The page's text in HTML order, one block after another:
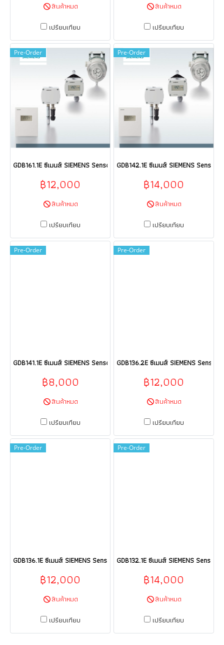
สินค้าหมด
เปรียบเทียบ
สินค้าหมด
เปรียบเทียบ
Pre-Order
GDB161.1E ซีเมนส์ SIEMENS Sensor HVAC products HVAC building
฿12,000
สินค้าหมด
เปรียบเทียบ
Pre-Order
GDB142.1E ซีเมนส์ SIEMENS
฿14,000
สินค้าหมด
เปรียบเทียบ
Pre-Order
GDB141.1E ซีเมนส์ SIEMENS Sensor HVAC products HVAC building
฿8,000
สินค้าหมด
เปรียบเทียบ
Pre-Order
GDB136.2E ซีเมนส์ SIEMENS
฿12,000
สินค้าหมด
เปรียบเทียบ
Pre-Order
GDB136.1E ซีเมนส์ SIEMENS Sensor HVAC products HVAC building
฿12,000
สินค้าหมด
เปรียบเทียบ
Pre-Order
GDB132.1E ซีเมนส์ SIEMENS
฿14,000
สินค้าหมด
เปรียบเทียบ